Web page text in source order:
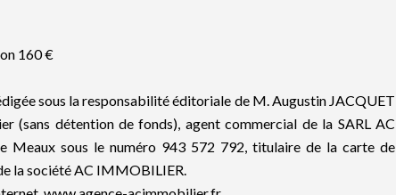
160 €
sous la responsabilité éditoriale de M. Augustin JACQUET
(sans détention de fonds), agent commercial de la SARL AC
Meaux sous le numéro 943 572 792, titulaire de la carte de
la société AC IMMOBILIER.